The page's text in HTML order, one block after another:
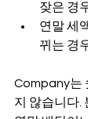
잦은 경
연말 세
뀌는 경
Company는
지 않습니다.